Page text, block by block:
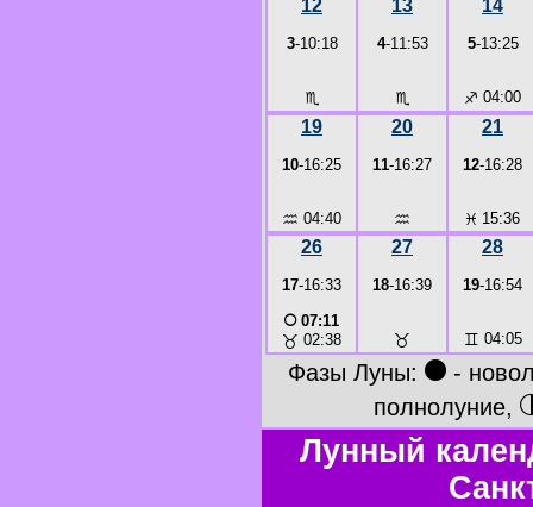
12
3-10:18
♏
13
4-11:53
♏
14
5-13:25
♐ 04:00
19
10-16:25
♒ 04:40
20
11-16:27
♒
21
12-16:28
♓ 15:36
26
17-16:33
○07:11
♉ 02:38
27
18-16:39
♉
28
19-16:54
♊ 04:05
Фазы Луны: ● -
полнолуние,
Лунный